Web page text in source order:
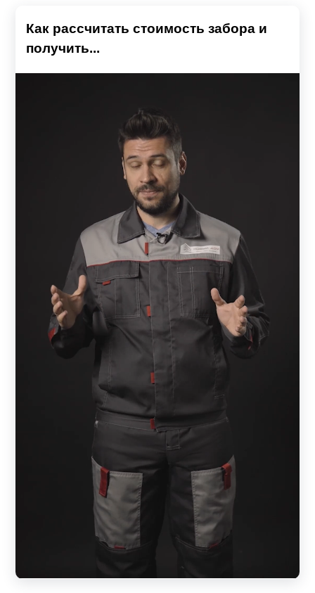
Как рассчитать стоимость забора и
получить...